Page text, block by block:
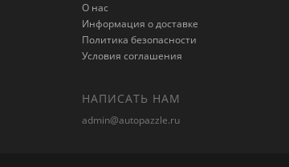
О нас
Информация о доставке
Политика безопасности
Условия соглашения
НАПИСАТЬ НАМ
admin@autopazzle.ru